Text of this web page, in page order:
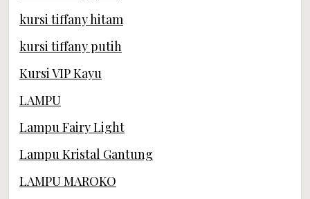
kursi tiffany hitam
kursi tiffany putih
Kursi VIP Kayu
LAMPU
Lampu Fairy Light
Lampu Kristal Gantung
LAMPU MAROKO